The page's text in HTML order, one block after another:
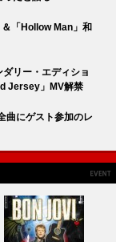
「Hollow Man」和
リー・エディショ
Jersey」MV解禁
曲にゲスト参加のレ